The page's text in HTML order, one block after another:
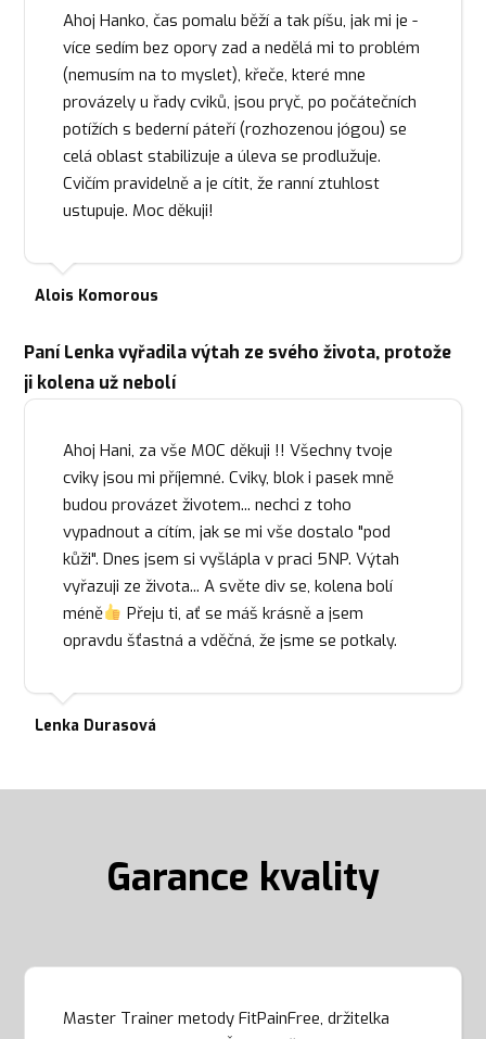
Ahoj Hanko, čas pomalu běží a tak píšu, jak mi je -
více sedím bez opory zad a nedělá mi to problém
(nemusím na to myslet), křeče, které mne
provázely u řady cviků, jsou pryč, po počátečních
potížích s bederní páteří (rozhozenou jógou) se
celá oblast stabilizuje a úleva se prodlužuje.
Cvičím pravidelně a je cítit, že ranní ztuhlost
ustupuje. Moc děkuji!
Alois Komorous
Paní Lenka vyřadila výtah ze svého života, protože
ji kolena už nebolí
Ahoj Hani, za vše MOC děkuji !! Všechny tvoje
cviky jsou mi příjemné. Cviky, blok i pasek mně
budou provázet životem... nechci z toho
vypadnout a cítím, jak se mi vše dostalo "pod
kůži". Dnes jsem si vyšlápla v praci 5NP. Výtah
vyřazuji ze života... A světe div se, kolena bolí
méně
Přeju ti, ať se máš krásně a jsem
opravdu šťastná a vděčná, že jsme se potkaly.
Lenka Durasová
Garance kvality
Master Trainer metody FitPainFree, držitelka